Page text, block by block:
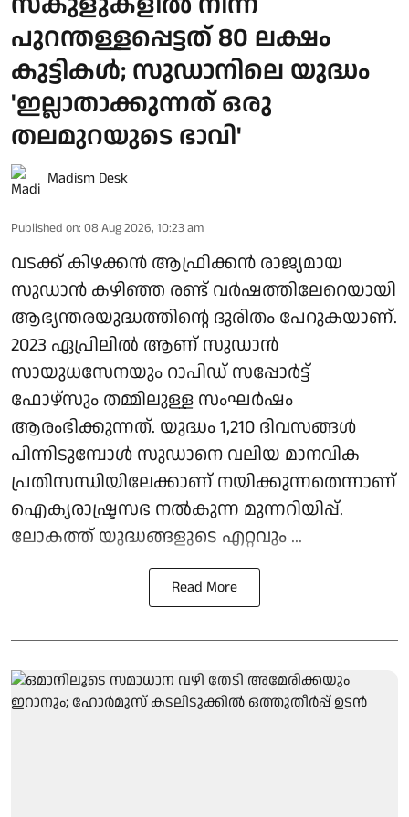
പുറന്തള്ളപ്പെട്ടത് 80 ലക്ഷം
കുട്ടികള്‍; സുഡാനിലെ യുദ്ധം
'ഇല്ലാതാക്കുന്നത് ഒരു
തലമുറയുടെ ഭാവി'
Madism Desk
Published on: 08 Aug 2026, 10:23 am
വടക്ക് കിഴക്കന്‍ ആഫ്രിക്കന്‍ രാജ്യമായ
സുഡാന്‍ കഴിഞ്ഞ രണ്ട് വര്‍ഷത്തിലേറെയായി
ആഭ്യന്തരയുദ്ധത്തിന്റെ ദുരിതം പേറുകയാണ്.
2023 ഏപ്രിലില്‍ ആണ് സുഡാന്‍
സായുധസേനയും റാപിഡ് സപ്പോര്‍ട്ട്
ഫോഴ്സും തമ്മിലുള്ള സംഘർഷം
ആരംഭിക്കുന്നത്. യുദ്ധം 1,210 ദിവസങ്ങള്‍
പിന്നിടുമ്പോൾ സുഡാനെ വലിയ മാനവിക
പ്രതിസന്ധിയിലേക്കാണ് നയിക്കുന്നതെന്നാണ്
ഐക്യരാഷ്ട്രസഭ നല്‍കുന്ന മുന്നറിയിപ്പ്.
ലോകത്ത് യുദ്ധങ്ങളുടെ എറ്റവും ...
Read More